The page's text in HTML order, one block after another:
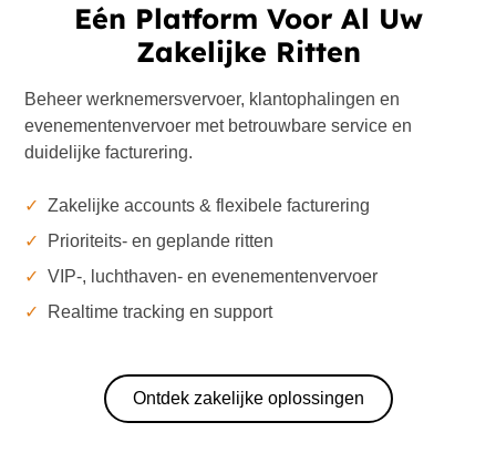
Eén Platform Voor Al Uw
Zakelijke Ritten
Beheer werknemersvervoer, klantophalingen en
evenementenvervoer met betrouwbare service en
duidelijke facturering.
✓
Zakelijke accounts & flexibele facturering
✓
Prioriteits- en geplande ritten
✓
VIP-, luchthaven- en evenementenvervoer
✓
Realtime tracking en support
Ontdek zakelijke oplossingen